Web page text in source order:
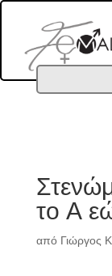
το Α
από Γιώργος